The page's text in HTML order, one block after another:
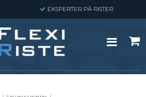
EKSPERTER PÅ RISTER